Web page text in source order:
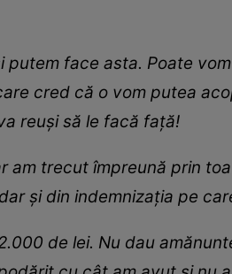
putem face asta. Poate
cred că o vom putea
reuși să le facă față!
am trecut împreună prin
și din indemnizația pe
de lei. Nu dau